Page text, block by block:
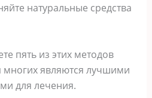
натуральные средства
пять из этих методов
многих являются лучшими
для лечения.